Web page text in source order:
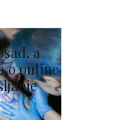
a
o online